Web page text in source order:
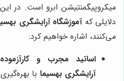
میکروپیگمنتیشن ابرو است. در
دلایلی کهآموزشگاه آرایشگری
می‌کنند، اشاره خواهیم کرد:
اساتید مجرب و
آرایشگری بهسیما با